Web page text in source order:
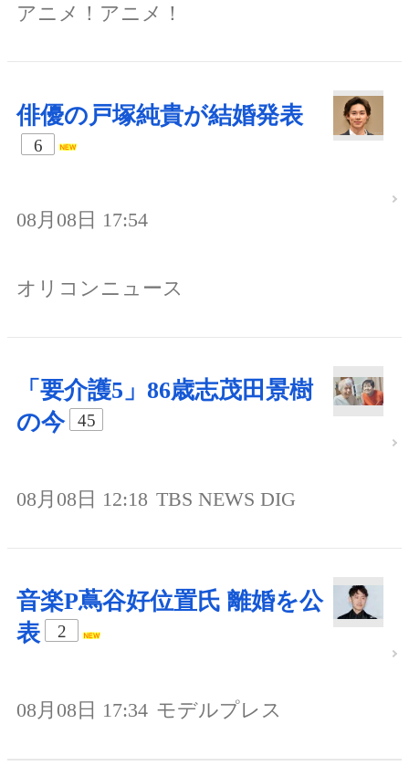
アニメ！アニメ！
俳優の戸塚純貴が結婚発表
6
08月08日 17:54
オリコンニュース
「要介護5」86歳志茂田景樹
の今
45
08月08日 12:18 TBS NEWS DIG
音楽P蔦谷好位置氏 離婚を公
表
2
08月08日 17:34 モデルプレス